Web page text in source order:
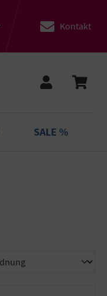
Kontakt
SALE %